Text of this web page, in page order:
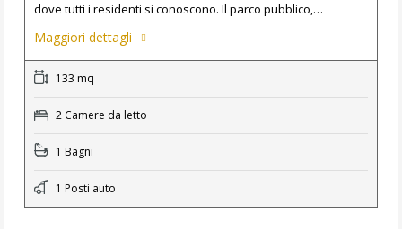
dove tutti i residenti si conoscono. Il parco pubblico,…
Maggiori dettagli
133 mq
2 Camere da letto
1 Bagni
1 Posti auto